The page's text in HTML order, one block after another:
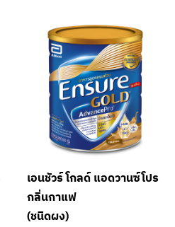
เอนชัวร์ โกลด์ แอดวานซ์โปร
กลิ่นกาแฟ
(ชนิดผง)